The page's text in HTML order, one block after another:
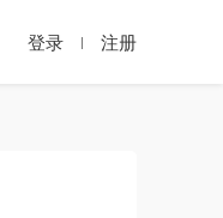
登录 注册